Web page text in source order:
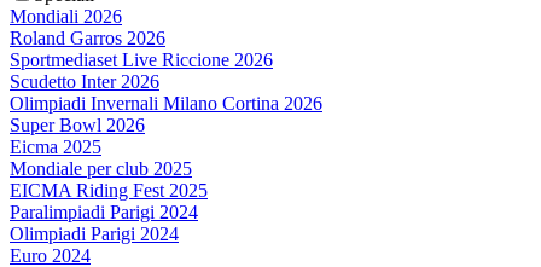
Mondiali 2026
Roland Garros 2026
Sportmediaset Live Riccione 2026
Scudetto Inter 2026
Olimpiadi Invernali Milano Cortina 2026
Super Bowl 2026
Eicma 2025
Mondiale per club 2025
EICMA Riding Fest 2025
Paralimpiadi Parigi 2024
Olimpiadi Parigi 2024
Euro 2024